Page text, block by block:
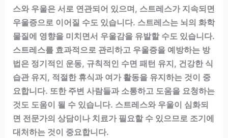
스와 우울은 서로 연관되어 있으며, 스트레스가 지속되면
우울증으로 이어질 수도 있습니다. 스트레스는 뇌의 화학
물질에 영향을 미치면서 우울감을 유발할 수도 있습니다.
스트레스를 효과적으로 관리하고 우울증을 예방하는 방
법은 정기적인 운동, 규칙적인 수면 패턴 유지, 건강한 식
습관 유지, 적절한 휴식과 여가 활동을 유지하는 것이 중
요합니다. 또한 주변 사람들과 소통하고 도움을 요청하는
것도 도움이 될 수 있습니다. 스트레스와 우울이 심화되
면 전문가의 상담이나 치료가 필요할 수 있으므로 조기에
대처하는 것이 중요합니다.